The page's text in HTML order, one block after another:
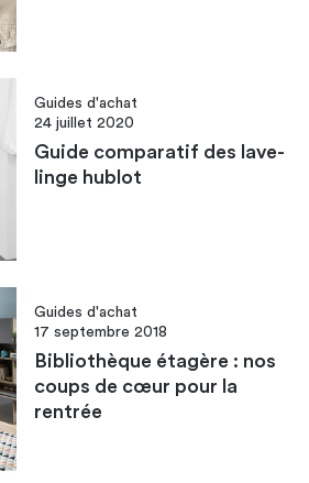
Guides d'achat
24 juillet 2020
Guide comparatif des lave-
linge hublot
Guides d'achat
17 septembre 2018
Bibliothèque étagère : nos
coups de cœur pour la
rentrée